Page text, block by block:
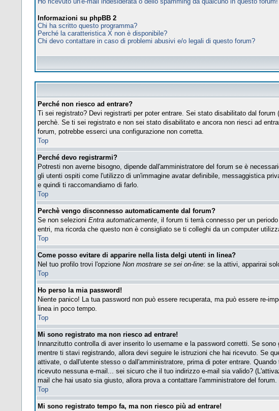
Informazioni su phpBB 2
Chi ha scritto questo programma?
Perché la caratteristica X non è disponibile?
Chi devo contattare in caso di problemi abusivi e/o legali di questo forum?
Perché non riesco ad entrare?
Ti sei registrato? Devi registrarti per poter entrare. Sei stato disabilitato dal
perchè. Se ti sei registrato e non sei stato disabilitato e ancora non riesci ad
forum, potrebbe esserci una configurazione non corretta.
Top
Perché devo registrarmi?
Potresti non averne bisogno, dipende dall'amministratore del forum se è
gli utenti ospiti come l'utilizzo di un'immagine avatar definibile, messaggistica
e quindi ti raccomandiamo di farlo.
Top
Perchè vengo disconnesso automaticamente dal forum?
Se non selezioni Entra automaticamente, il forum ti terrà connesso per un
entri, ma ricorda che questo non è consigliato se ti colleghi da un computer
Top
Come posso evitare di apparire nella lista delgi utenti in linea?
Nel tuo profilo trovi l'opzione Non mostrare se sei on-line: se la attivi, apparirai
Top
Ho perso la mia password!
Niente panico! La tua password non può essere recuperata, ma può essere re-
linea in poco tempo.
Top
Mi sono registrato ma non riesco ad entrare!
Innanzitutto controlla di aver inserito lo username e la password corretti. Se
mentre ti stavi registrando, allora devi seguire le istruzioni che hai ricevuto. Se
attivate, o dall'utente stesso o dall'amministratore, prima di poter entrare.
ricevuto nessuna e-mail... sei sicuro che il tuo indirizzo e-mail sia valido?
mail che hai usato sia giusto, allora prova a contattare l'amministratore del forum.
Top
Mi sono registrato tempo fa, ma non riesco più ad entrare!